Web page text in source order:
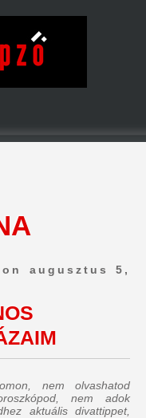
augusztus 5,
nem olvashatod
nem adok
aktuális divattippet,